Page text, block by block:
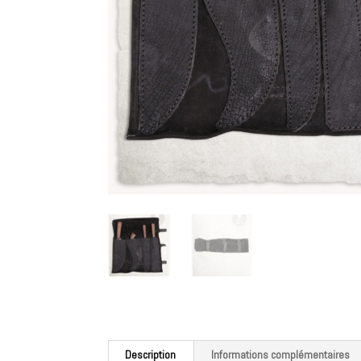
Description Informations complémentaires